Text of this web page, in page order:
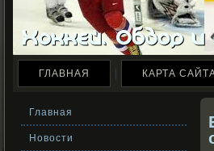
ГЛАВНАЯ КАРТА
Главная
Новости